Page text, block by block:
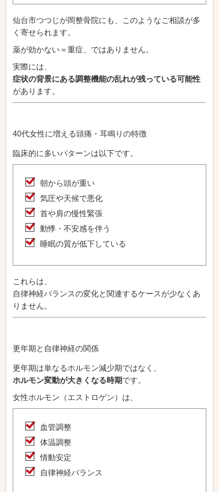
仙台市つつじが岡整骨院にも、このようなご相談が多
く寄せられます。
薬が効かない＝重症、ではありません。
実際には、
症状の背景にある調整機能の乱れが残っている可能性
があります。
40代女性に増える頭痛・耳鳴りの特徴
臨床的に多いパターンは以下です。
朝から頭が重い
気圧や天候で悪化
首や肩の慢性緊張
動悸・不安感を伴う
睡眠の質が低下している
これらは、
自律神経バランスの変化と関連するケースが少なくあ
りません。
更年期と自律神経の関係
更年期は単なるホルモン減少期ではなく、
ホルモン変動が大きくなる時期です。
女性ホルモン（エストロゲン）は、
血管調整
体温調整
情動安定
自律神経バランス